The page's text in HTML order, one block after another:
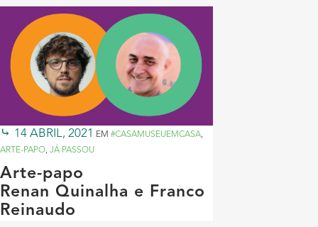
14 ABRIL, 2021 EM #CASAMUSEUEMCASA,
ARTE-PAPO, JÁ PASSOU
Arte-papo
Renan Quinalha e Franco
Reinaudo